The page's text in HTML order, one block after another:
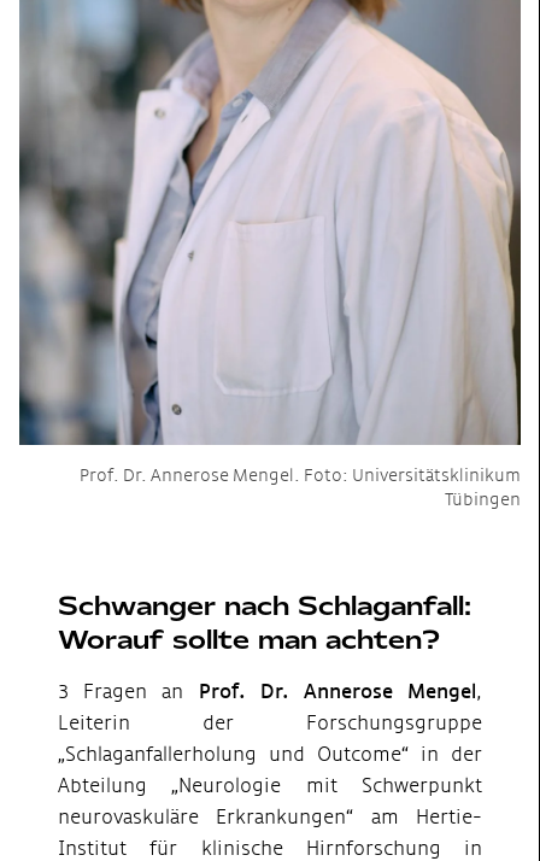
Prof. Dr. Annerose Mengel. Foto: Universitätsklinikum
Tübingen
Schwanger nach Schlaganfall:
Worauf sollte man achten?
3 Fragen an Prof. Dr. Annerose Mengel,
Leiterin der Forschungsgruppe
„Schlaganfallerholung und Outcome“ in der
Abteilung „Neurologie mit Schwerpunkt
neurovaskuläre Erkrankungen“ am Hertie-
Institut für klinische Hirnforschung in